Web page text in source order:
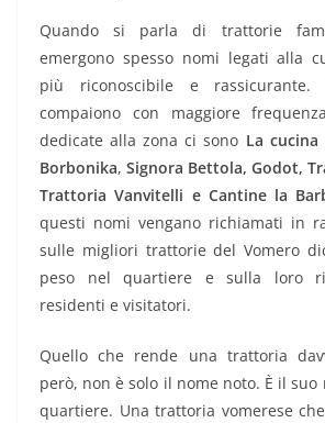
Quando si parla di trattorie
emergono spesso nomi legati alla
più riconoscibile e
compaiono con maggiore
dedicate alla zona ci sono La cucina
Borbonika, Signora Bettola, Godot,
Trattoria Vanvitelli e Cantine la
questi nomi vengano richiamati in
sulle migliori trattorie del Vomero
peso nel quartiere e sulla loro
residenti e visitatori.
Quello che rende una trattoria
però, non è solo il nome noto. È il
quartiere. Una trattoria vomerese